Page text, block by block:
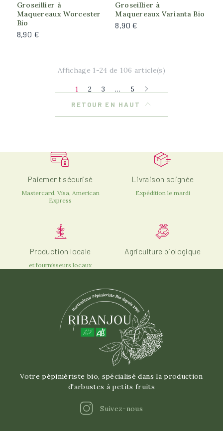
Soleil du matin, Ombre de l'après-midi
Groseillier à
Maquereaux Worcester
Bio
8,90 €
Groseillier à
Maquereaux Varianta Bio
8,90 €
Affichage 1-24 de 106 article(s)
1 2 3 … 5
RETOUR EN HAUT
Paiement sécurisé
Mastercard, Visa, American
Express
Livraison soignée
Expédition le mardi
Production locale
et fournisseurs locaux
Agriculture biologique
Votre pépiniériste bio, spécialisé dans la production
d'arbustes à petits fruits
Suivez-nous
Instagram